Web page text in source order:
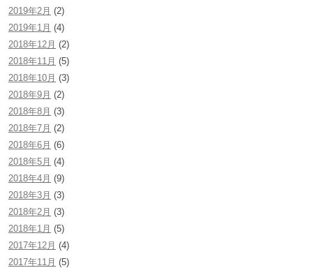
2019年2月 (2)
2019年1月 (4)
2018年12月 (2)
2018年11月 (5)
2018年10月 (3)
2018年9月 (2)
2018年8月 (3)
2018年7月 (2)
2018年6月 (6)
2018年5月 (4)
2018年4月 (9)
2018年3月 (3)
2018年2月 (3)
2018年1月 (5)
2017年12月 (4)
2017年11月 (5)